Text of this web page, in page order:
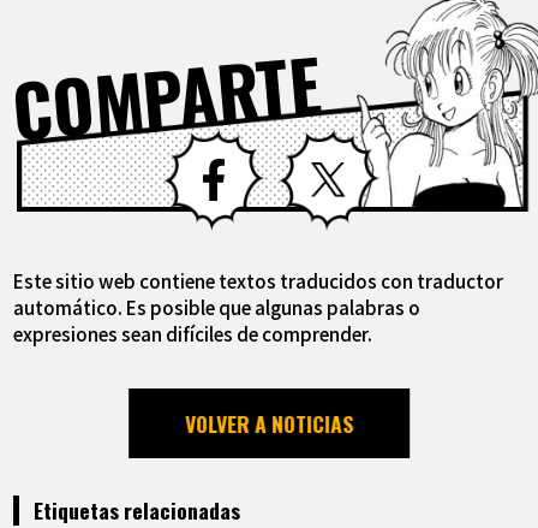
COMPARTE
Facebook X
Este sitio web contiene textos traducidos con traductor
automático. Es posible que algunas palabras o
expresiones sean difíciles de comprender.
VOLVER A NOTICIAS
Etiquetas relacionadas